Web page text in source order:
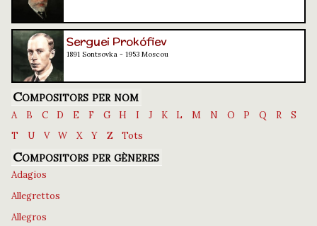
Serguei Prokófiev
1891 Sontsovka - 1953 Moscou
Compositors per nom
A B C D E F G H I J K L M N O P Q R
S
T
U V W X Y Z Tots
Compositors per gèneres
Adagios
Allegrettos
Allegros